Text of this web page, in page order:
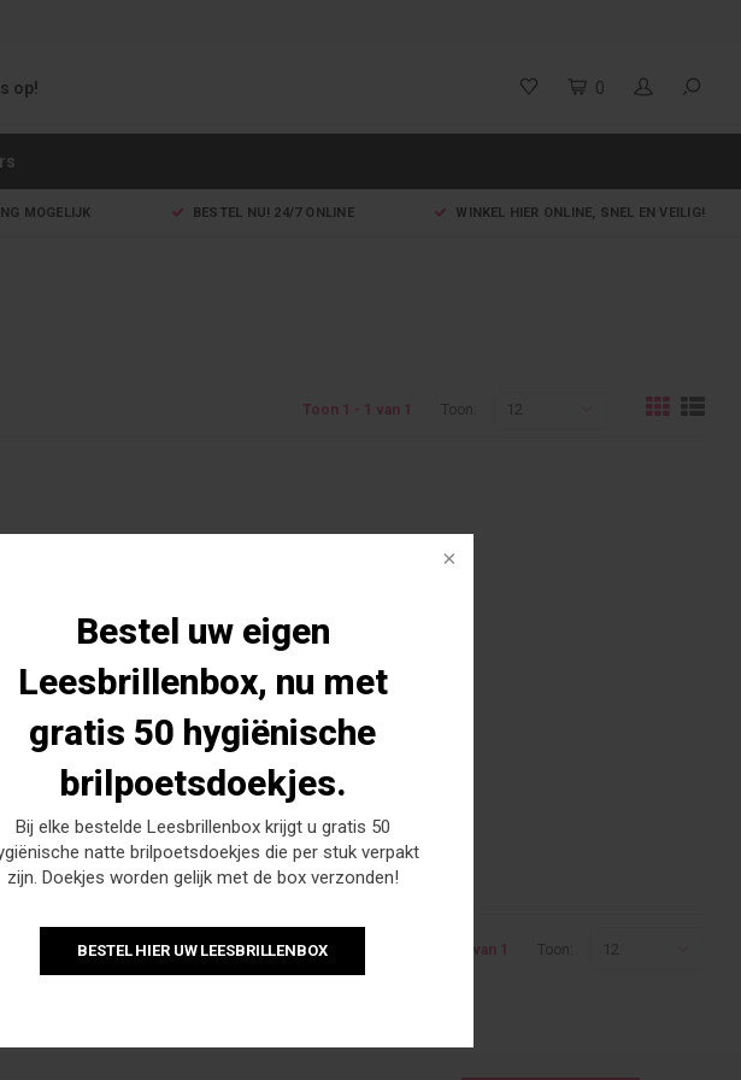
Bestel uw eigen
Leesbrillenbox, nu met
gratis 50 hygiënische
brilpoetsdoekjes.
Bij elke bestelde Leesbrillenbox krijgt u gratis 50
natte brilpoetsdoekjes die per stuk verpakt
zijn. Doekjes worden gelijk met de box verzonden!
BESTEL HIER UW LEESBRILLENBOX
op! 0
MOGELIJK BESTEL NU! 24/7 ONLINE WINKEL HIER ONLINE, SNEL EN VEILIG!
Toon 1 - 1 van 1 Toon: 12
Toon 1 - 1 van 1 Toon: 12